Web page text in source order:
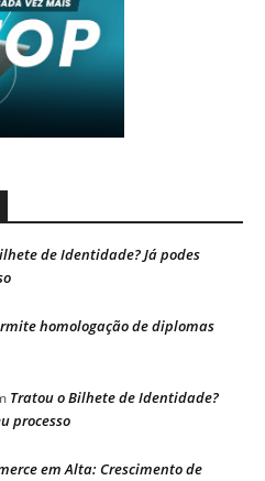
de Identidade? Já podes
homologação de diplomas
Tratou o Bilhete de Identidade?
processo
em Alta: Crescimento de